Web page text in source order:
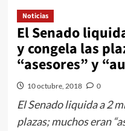
Noticias
El Senado
y congela las
“asesores” y
10 octubre, 2018 0
El Senado liquida a 2
plazas; muchos eran